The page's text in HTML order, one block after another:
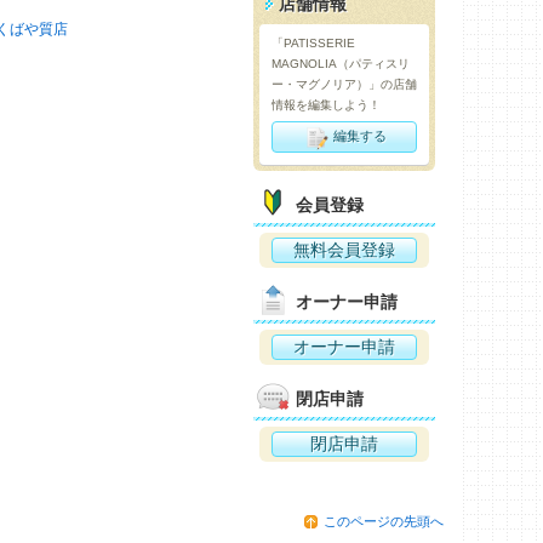
ばや質店
「PATISSERIE
MAGNOLIA（パティスリ
ー・マグノリア）」の店舗
情報を編集しよう！
編集する
会員登録
無料会員登録
オーナー申請
オーナー申請
閉店申請
閉店申請
このページの先頭へ